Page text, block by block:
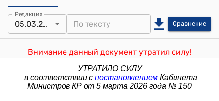
Редакция
05.03.2026 Сравнение
Внимание данный документ утратил силу!